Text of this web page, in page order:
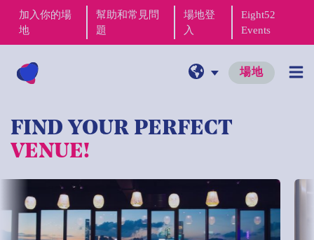
加入你的場
地
幫助和常見問
題
場地登
入
Eight52
Events
場地
FIND YOUR PERFECT
VENUE!